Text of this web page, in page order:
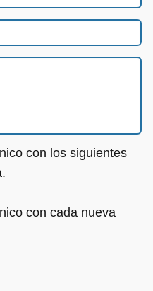
con los siguientes
con cada nueva